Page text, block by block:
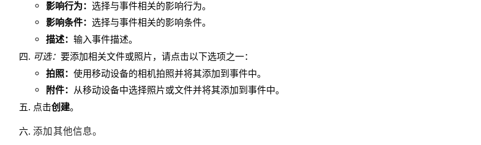
影响行为：选择与事件相关的影响行为。
影响条件：选择与事件相关的影响条件。
描述：输入事件描述。
可选：要添加相关文件或照片，请点击以下选项之一：
拍照：使用移动设备的相机拍照并将其添加到事件中。
附件： 从移动设备中选择照片或文件并将其添加到事件中。
点击创建。
添加其他信息。